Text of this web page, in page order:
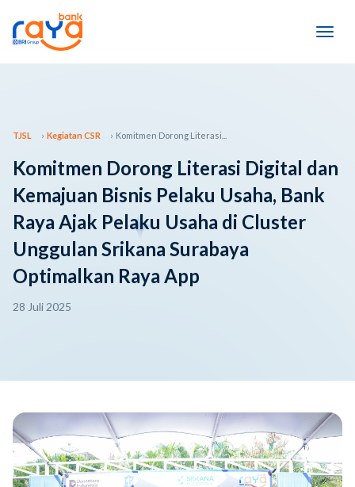
TJSL Kegiatan CSR Komitmen Dorong Literasi...
Komitmen Dorong Literasi Digital dan
Kemajuan Bisnis Pelaku Usaha, Bank
Raya Ajak Pelaku Usaha di Cluster
Unggulan Srikana Surabaya
Optimalkan Raya App
28 Juli 2025